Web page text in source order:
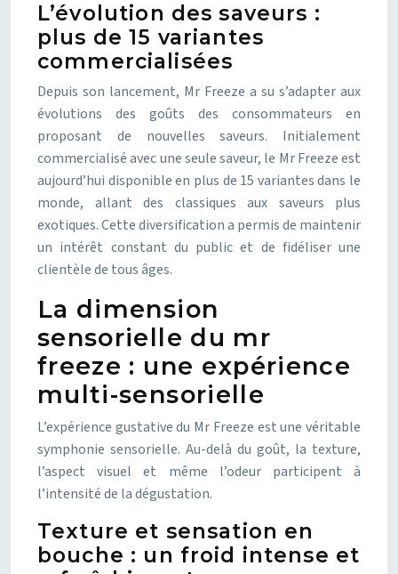
L’évolution des saveurs :
plus de 15 variantes
commercialisées
Depuis son lancement, Mr Freeze a su s’adapter aux
évolutions des goûts des consommateurs en
proposant de nouvelles saveurs. Initialement
commercialisé avec une seule saveur, le Mr Freeze est
aujourd’hui disponible en plus de 15 variantes dans le
monde, allant des classiques aux saveurs plus
exotiques. Cette diversification a permis de maintenir
un intérêt constant du public et de fidéliser une
clientèle de tous âges.
La dimension
sensorielle du mr
freeze : une expérience
multi-sensorielle
L’expérience gustative du Mr Freeze est une véritable
symphonie sensorielle. Au-delà du goût, la texture,
l’aspect visuel et même l’odeur participent à
l’intensité de la dégustation.
Texture et sensation en
bouche : un froid intense et